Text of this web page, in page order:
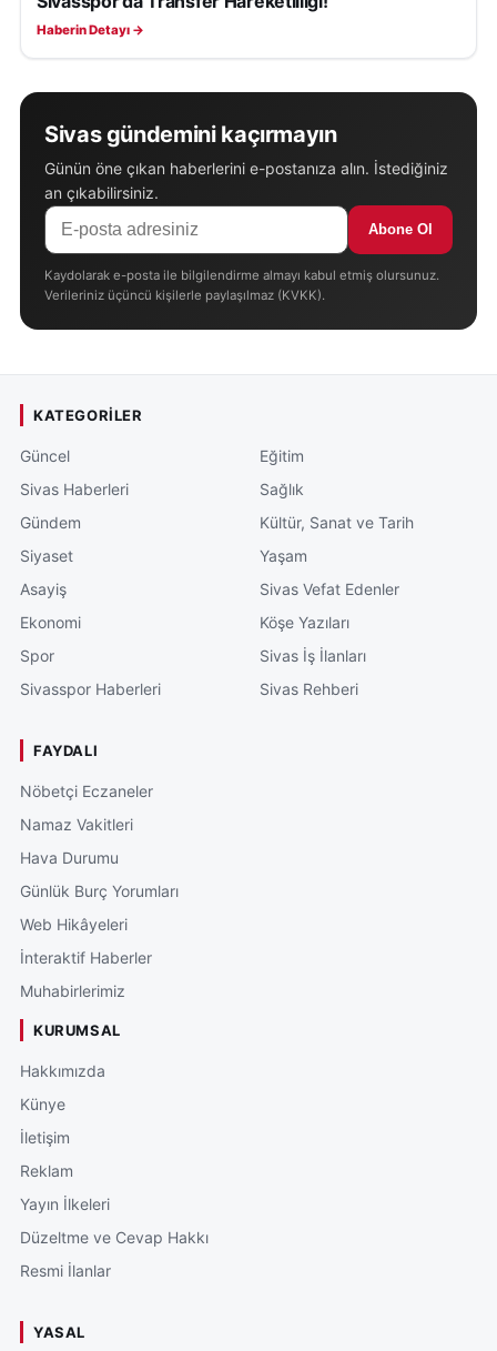
Haberin Detayı →
Sivas gündemini kaçırmayın
Günün öne çıkan haberlerini e-postanıza alın. İstediğiniz
an çıkabilirsiniz.
Abone Ol
Kaydolarak e-posta ile bilgilendirme almayı kabul etmiş olursunuz.
Verileriniz üçüncü kişilerle paylaşılmaz (KVKK).
KATEGORILER
Güncel
Sivas Haberleri
Gündem
Siyaset
Asayiş
Ekonomi
Spor
Sivasspor Haberleri
Eğitim
Sağlık
Kültür, Sanat ve Tarih
Yaşam
Sivas Vefat Edenler
Köşe Yazıları
Sivas İş İlanları
Sivas Rehberi
FAYDALI
Nöbetçi Eczaneler
Namaz Vakitleri
Hava Durumu
Günlük Burç Yorumları
Web Hikâyeleri
İnteraktif Haberler
Muhabirlerimiz
KURUMSAL
Hakkımızda
Künye
İletişim
Reklam
Yayın İlkeleri
Düzeltme ve Cevap Hakkı
Resmi İlanlar
YASAL